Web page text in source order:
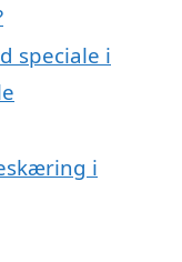
speciale i
i